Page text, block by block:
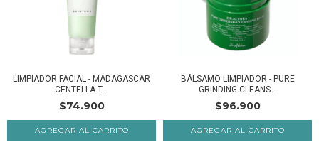
LIMPIADOR FACIAL - MADAGASCAR
CENTELLA T...
$74.900
BÁLSAMO LIMPIADOR - PURE
GRINDING CLEANS...
$96.900